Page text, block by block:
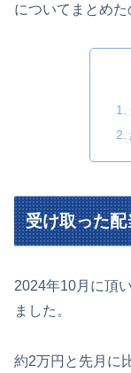
についてまとめた
受け取った
2024年10月に頂
ました。
約2万円と先月に